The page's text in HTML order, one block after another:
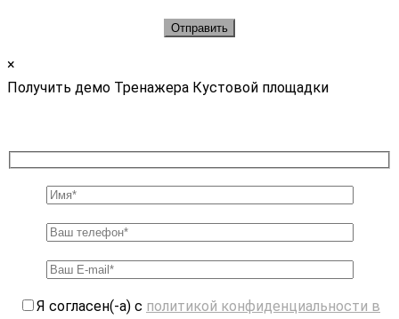
×
Получить демо Тренажера Кустовой площадки
Я согласен(-а) с политикой конфиденциальности в